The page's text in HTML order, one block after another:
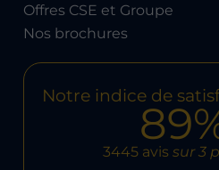
Offres CSE et Groupe
Nos brochures
Notre indice de
3445 avis sur 3